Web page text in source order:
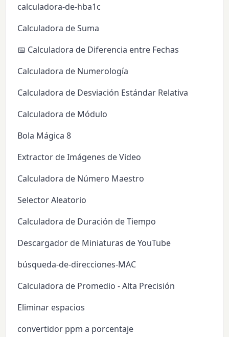
calculadora-de-hba1c
Calculadora de Suma
📅 Calculadora de Diferencia entre Fechas
Calculadora de Numerología
Calculadora de Desviación Estándar Relativa
Calculadora de Módulo
Bola Mágica 8
Extractor de Imágenes de Video
Calculadora de Número Maestro
Selector Aleatorio
Calculadora de Duración de Tiempo
Descargador de Miniaturas de YouTube
búsqueda-de-direcciones-MAC
Calculadora de Promedio - Alta Precisión
Eliminar espacios
convertidor ppm a porcentaje